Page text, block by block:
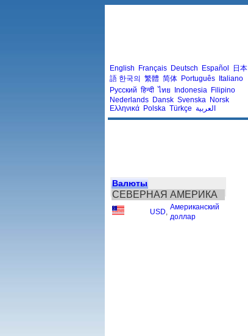
English Français Deutsch Español
日本
語 한국의 繁體 简体 Português Italiano
Русский हिन्दी ไทย Indonesia Filipino
Nederlands Dansk Svenska Norsk
Ελληνικά Polska Türkçe العربية
Валюты
СЕВЕРНАЯ АМЕРИКА
USD
Американский
доллар